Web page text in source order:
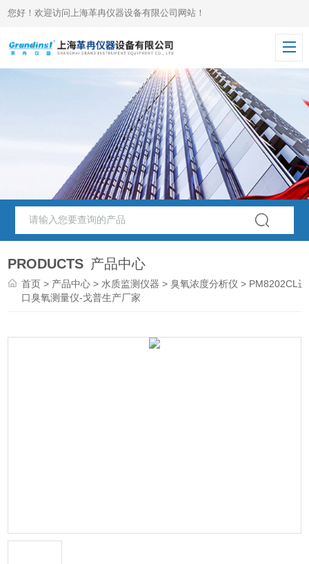
您好！欢迎访问上海革冉仪器设备有限公司网站！
PRODUCTS 产品中心
首页 > 产品中心 > 水质监测仪器 >臭氧浓度分析仪 > PM8202CL进
口臭氧测量仪-戈普生产厂家